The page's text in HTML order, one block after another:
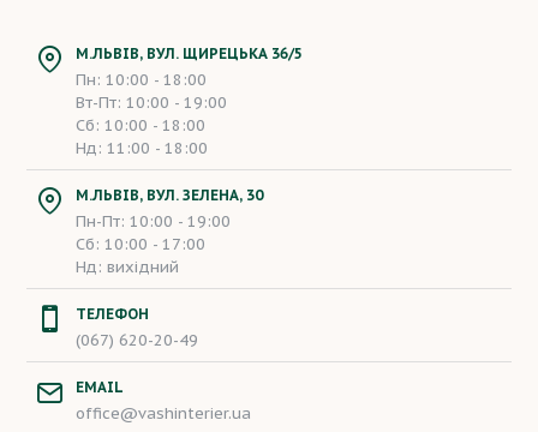
М.ЛЬВІВ, ВУЛ. ЩИРЕЦЬКА 36/5
Пн: 10:00 - 18:00
Вт-Пт: 10:00 - 19:00
Сб: 10:00 - 18:00
Нд: 11:00 - 18:00
М.ЛЬВІВ, ВУЛ. ЗЕЛЕНА, 30
Пн-Пт: 10:00 - 19:00
Сб: 10:00 - 17:00
Нд: вихідний
ТЕЛЕФОН
(067) 620-20-49
EMAIL
office@vashinterier.ua